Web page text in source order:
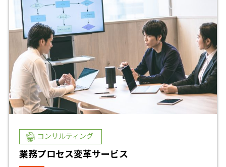
コンサルティング
業務プロセス変革サービス